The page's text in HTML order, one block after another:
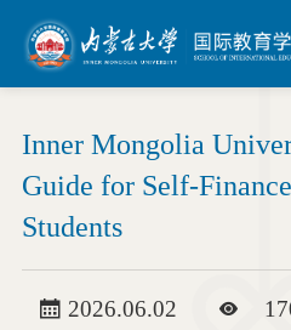
Inner Mongolia
Guide for Self-
Students
2026.06.02